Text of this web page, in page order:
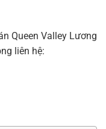
Queen Valley Lương
liên hệ: